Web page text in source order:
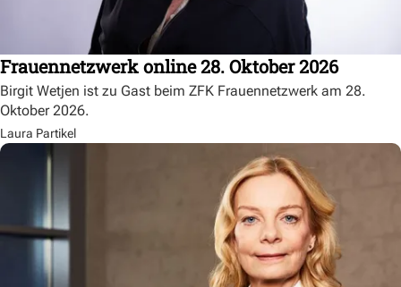
Frauennetzwerk online 28. Oktober 2026
Birgit Wetjen ist zu Gast beim ZFK Frauennetzwerk am 28.
Oktober 2026.
Laura Partikel